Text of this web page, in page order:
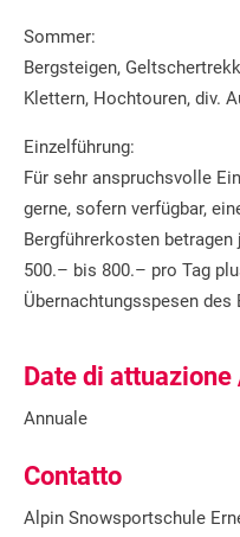
Sommer:
Bergsteigen,
Klettern, Hochtouren, div.
Einzelführung:
Für sehr anspruchsvolle
gerne, sofern verfügbar,
Bergführerkosten betragen
500.– bis 800.– pro Tag
Übernachtungsspesen des
Date di
Annuale
Contatto
Alpin Snowsportschule